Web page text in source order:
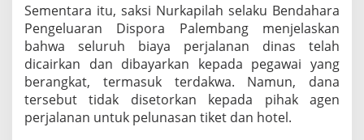
,
8
t
a
Sementara itu, saksi Nurkapilah selaku Bendahara
Pengeluaran Dispora Palembang menjelaskan
bahwa seluruh biaya perjalanan dinas telah
dicairkan dan dibayarkan kepada pegawai yang
berangkat, termasuk terdakwa. Namun, dana
tersebut tidak disetorkan kepada pihak agen
perjalanan untuk pelunasan tiket dan hotel.